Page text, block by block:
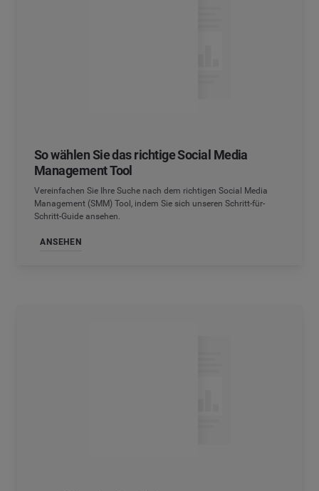
So wählen Sie das richtige Social Media
Management Tool
Vereinfachen Sie Ihre Suche nach dem richtigen Social Media
Management (SMM) Tool, indem Sie sich unseren Schritt-für-
Schritt-Guide ansehen.
ANSEHEN